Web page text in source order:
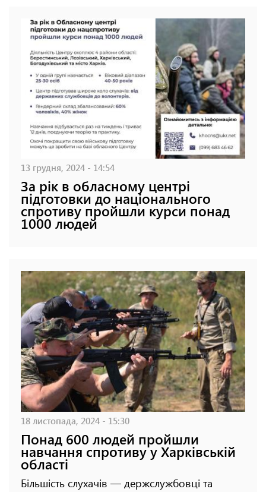
13 грудня, 2024 - 14:54
За рік в обласному центрі
підготовки до національного
спротиву пройшли курси понад
1000 людей
18 листопада, 2024 - 15:30
Понад 600 людей пройшли
навчання спротиву у Харківській
області
Більшість слухачів — держслужбовці та